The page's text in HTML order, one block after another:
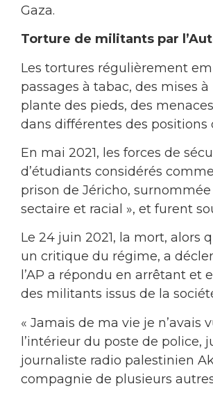
Gaza.
Torture de militants par
Les tortures régulièrement
passages à tabac, des mises
plante des pieds, des
dans différentes des
En mai 2021, les forces de
d’étudiants considérés
prison de Jéricho,
sectaire et racial », et furent
Le 24 juin 2021, la mort, alors
un critique du régime, a
l’AP a répondu en arrêtant et
des militants issus de la
« Jamais de ma vie je
l’intérieur du poste de police,
journaliste radio palestinien
compagnie de plusieurs